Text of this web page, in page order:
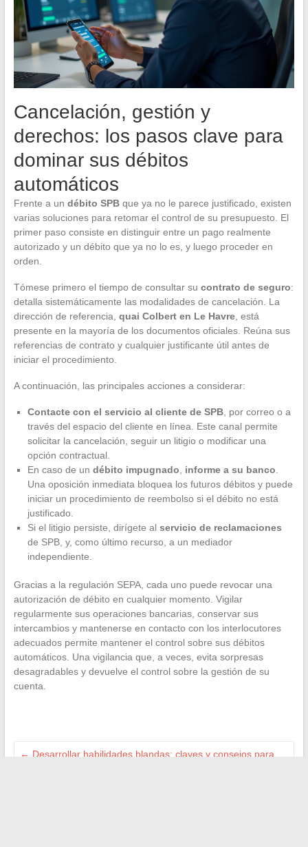
Cancelación, gestión y
derechos: los pasos clave para
dominar sus débitos
automáticos
Frente a un débito SPBque ya no le parece justificado, existen
varias soluciones para retomar el control de su presupuesto. El
primer paso consiste en distinguir entre un pago realmente
autorizado y un débito que ya no lo es, y luego proceder en
orden.
Tómese primero el tiempo de consultar su contrato de seguro:
detalla sistemáticamente las modalidades de cancelación. La
dirección de referencia, quai Colbert en Le Havre, está
presente en la mayoría de los documentos oficiales. Reúna sus
referencias de contrato y cualquier justificante útil antes de
iniciar el procedimiento.
A continuación, las principales acciones a considerar:
Contacte con el servicio al cliente de SPB, por correo o a
través del espacio del cliente en línea. Este canal permite
solicitar la cancelación, seguir un litigio o modificar una
opción contractual.
En caso de un débito impugnado informe a su banco
Una oposición inmediata bloquea los futuros débitos y puede
iniciar un procedimiento de reembolso si el débito no está
justificado.
Si el litigio persiste, dirígete al servicio de reclamaciones
de SPB, y, como último recurso, a un mediador
independiente.
Gracias a la regulación SEPA, cada uno puede revocar una
autorización de débito en cualquier momento. Vigilar
regularmente sus operaciones bancarias, conservar sus
intercambios y mantenerse en contacto con los interlocutores
adecuados permite mantener el control sobre sus débitos
automáticos. Una vigilancia que, a veces, evita sorpresas
desagradables y devuelve el control sobre la gestión de su
cuenta.
← Desarrollar habilidades blandas: claves y consejos para